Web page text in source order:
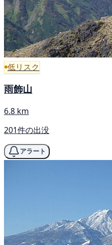
低リスク
雨飾山
6.8 km
201件の出没
アラート